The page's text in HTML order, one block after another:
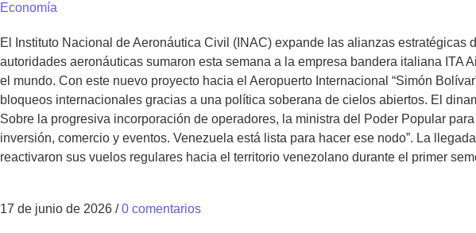
Economía
El Instituto Nacional de Aeronáutica Civil (INAC) expande las alianzas
autoridades aeronáuticas sumaron esta semana a la empresa bandera italiana
el mundo. Con este nuevo proyecto hacia el Aeropuerto Internacional “Simón
bloqueos internacionales gracias a una política soberana de cielos abiertos. El
Sobre la progresiva incorporación de operadores, la ministra del Poder Popular
inversión, comercio y eventos. Venezuela está lista para hacer ese nodo”. La
reactivaron sus vuelos regulares hacia el territorio venezolano durante el primer
17 de junio de 2026 / 0 comentarios